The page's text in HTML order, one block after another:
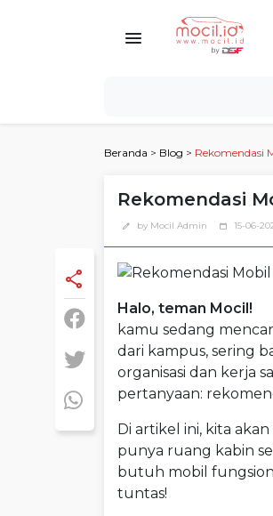
Beranda > Blog > Rekomendasi
Rekomendasi
edit by Mocil Admin calendar_today 15-06-
share
Halo, teman Mocil!
kamu sedang
dari kampus, sering
organisasi dan kerja
pertanyaan:
Di artikel ini, kita
punya ruang kabin
butuh mobil
tuntas!